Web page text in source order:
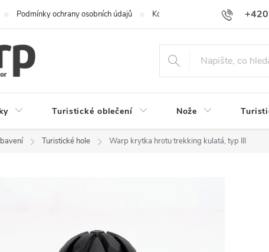
Podmínky ochrany osobních údajů Kontakty Doprava a platba
Turistické oblečení Nože
Turistické hole Warp krytka hrotu trekking kulatá, typ III